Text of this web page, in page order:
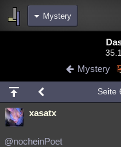
Mystery
Diskussionen
Chat Wiki Neuigkeiten
meine Rubriken
Menschen
Spiritualität
Mystery
Seite
xasatx
@nocheinPoet